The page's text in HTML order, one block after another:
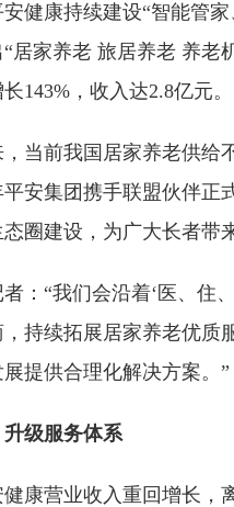
安健康持续建设“智能管
居家养老 旅居养老 养老
143%，收入达2.8亿元。
当前我国居家养老供给
安集团携手联盟伙伴正
圈建设，为广大长者带
：“我们会沿着‘医、住
持续拓展居家养老优质
提供合理化解决方案。”
升级服务体系
健康营业收入重回增长，